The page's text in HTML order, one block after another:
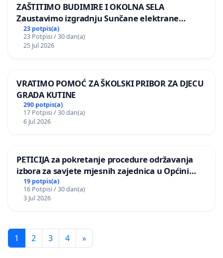
ZAŠTITIMO BUDIMIRE I OKOLNA SELA
Zaustavimo izgradnju Sunčane elektrane
Vedrine na području Ugljana
23 potpis(a)
23 Potpisi / 30 dan(a)
25 Jul 2026
VRATIMO POMOĆ ZA ŠKOLSKI PRIBOR ZA DJECU
GRADA KUTINE
290 potpis(a)
17 Potpisi / 30 dan(a)
6 Jul 2026
PETICIJA za pokretanje procedure održavanja
izbora za savjete mjesnih zajednica u Općini
Bugojno
19 potpis(a)
16 Potpisi / 30 dan(a)
3 Jul 2026
1 2 3 4 »